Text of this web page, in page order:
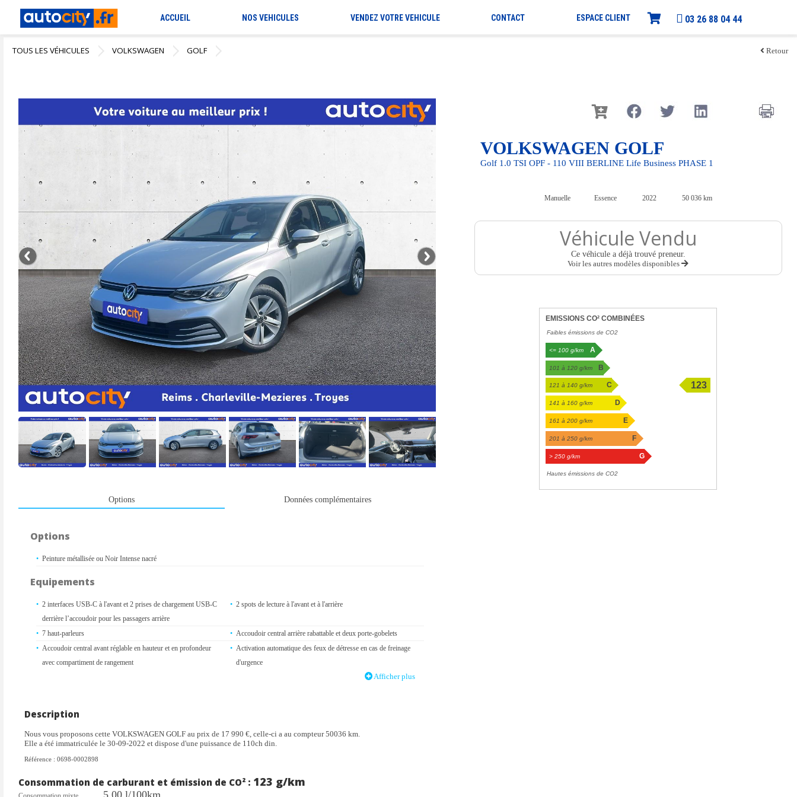
ACCUEIL NOS VEHICULES VENDEZ VOTRE VEHICULE CONTACT ESPACE CLIENT 03 26 88 04 44
TOUS LES VÉHICULES VOLKSWAGEN GOLF Retour
Options Données complémentaires
Options
Peinture métallisée ou Noir Intense nacré
Equipements
2 interfaces USB-C à l'avant et 2 prises de chargement USB-C
derrière l’accoudoir pour les passagers arrière
2 spots de lecture à l'avant et à l'arrière
7 haut-parleurs
Accoudoir central arrière rabattable et deux porte-gobelets
Accoudoir central avant réglable en hauteur et en profondeur
avec compartiment de rangement
Activation automatique des feux de détresse en cas de freinage
d'urgence
App-Connect sans fil
de bord et les revêtements de portes
Assistance au freinage d'urgence
Assistant de changement de trajectoire "Side Assist"
Banquette arrière rabattable 2/3 - 1/3 avec trappe à skis
Afficher plus
Description
Nous vous proposons cette VOLKSWAGEN GOLF au prix de 17 990 €, celle-ci a au compteur 50036 km.
Elle a été immatriculée le 30-09-2022 et dispose d'une puissance de 110ch din.
Référence : 0698-0002898
Consommation de carburant et émission de CO² : 123 g/km
5.00 l/100km
VOLKSWAGEN GOLF
Golf 1.0 TSI OPF - 110 VIII BERLINE Life Business PHASE 1
Manuelle Essence 2022 50 036 km
Véhicule Vendu
Ce véhicule a déjà trouvé preneur.
Voir les autres modèles disponibles
EMISSIONS CO² COMBINÉES
Faibles émissions de CO2
<= 100 g/km A
101 à 120 g/km B
121 à 140 g/km C
123
141 à 160 g/km D
161 à 200 g/km E
201 à 250 g/km F
> 250 g/km G
Hautes émissions de CO2